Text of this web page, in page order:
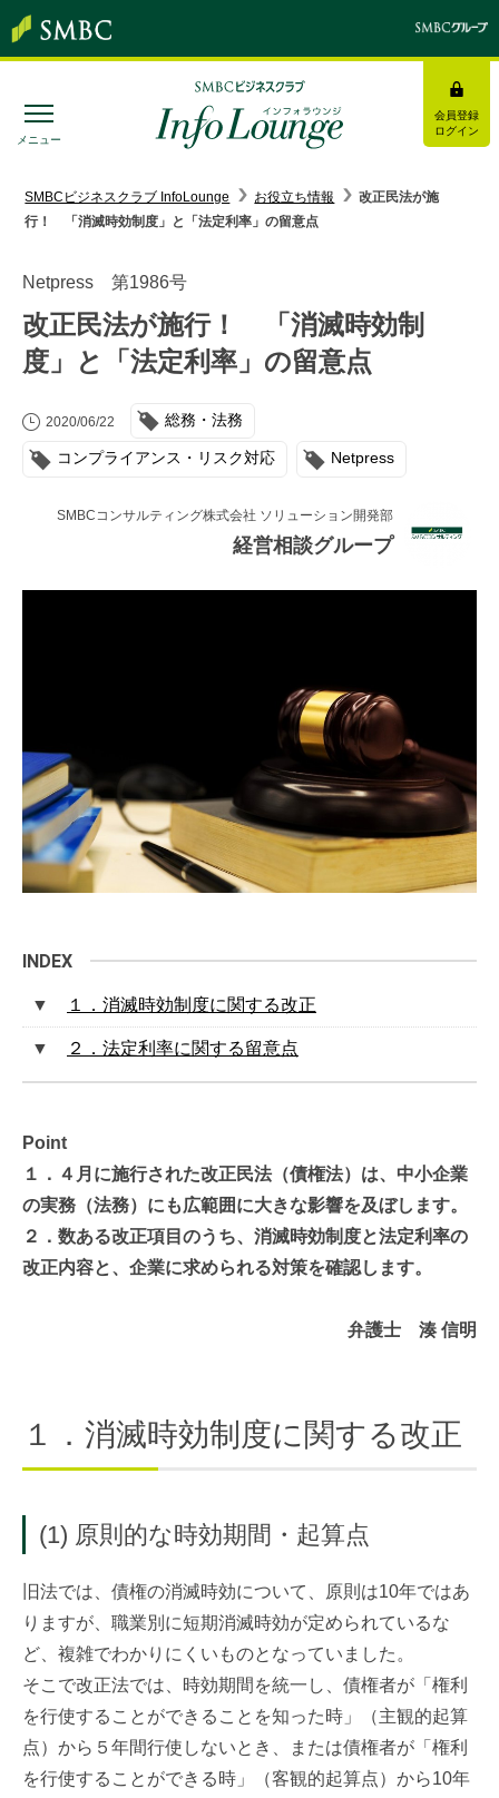
メニュー
会員登録
ログイン
みんなの研修
トピックス＆インフォメーション
お役立ち情報
インタビュー・レポート
連載・コラム
利用規約
プライバシーポリシー
本サイトのご利用にあたって
お問い合わせ
SMBCビジネスクラブ InfoLounge お役立ち情報
改正民法が施
行！ 「消滅時効制度」と「法定利率」の留意点
Netpress 第1986号
改正民法が施行！ 「消滅時効制
度」と「法定利率」の留意点
2020/06/22 総務・法務
コンプライアンス・リスク対応 Netpress
SMBCコンサルティング株式会社 ソリューション開発部
経営相談グループ
１．消滅時効制度に関する改正
２．法定利率に関する留意点
Point
１．４月に施行された改正民法（債権法）は、中小企業
の実務（法務）にも広範囲に大きな影響を及ぼします。
２．数ある改正項目のうち、消滅時効制度と法定利率の
改正内容と、企業に求められる対策を確認します。
弁護士 湊 信明
１．消滅時効制度に関する改正
(1) 原則的な時効期間・起算点
旧法では、債権の消滅時効について、原則は10年ではあ
りますが、職業別に短期消滅時効が定められているな
ど、複雑でわかりにくいものとなっていました。
そこで改正法では、時効期間を統一し、債権者が「権利
を行使することができることを知った時」（主観的起算
点）から５年間行使しないとき、または債権者が「権利
を行使することができる時」（客観的起算点）から10年